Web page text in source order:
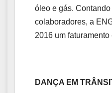
óleo e gás.
colaboradores, a
2016 um
DANÇA EM